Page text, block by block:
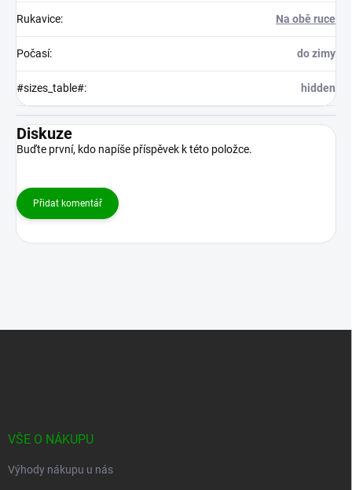
Rukavice: Na obě ruce
Počasí: do zimy
#sizes_table#: hidden
Diskuze
Buďte první, kdo napíše příspěvek k této položce.
Přidat komentář
VŠE O NÁKUPU
Výhody nákupu u nás